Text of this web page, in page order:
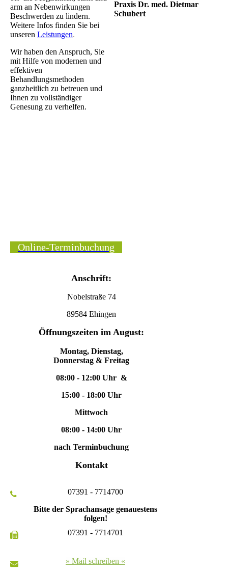
arm an Nebenwirkungen
Beschwerden zu lindern.
Weitere Infos finden Sie bei
unseren Leistungen.
Wir haben den Anspruch, Sie
mit Hilfe von modernen und
effektiven
Behandlungsmethoden
ganzheitlich zu betreuen und
Ihnen zu vollständiger
Genesung zu verhelfen.
Praxis Dr. med. Dietmar
Schubert
Online-Terminbuchung
Anschrift:
Nobelstraße 74
89584 Ehingen
Öffnungszeiten im August:
Montag, Dienstag,
Donnerstag & Freitag
08:00 - 12:00 Uhr &
15:00 - 18:00 Uhr
Mittwoch
08:00 - 14:00 Uhr
nach Terminbuchung
Kontakt
07391 - 7714700
Bitte der Sprachansage genauestens
folgen!
07391 - 7714701
» Mail schreiben «